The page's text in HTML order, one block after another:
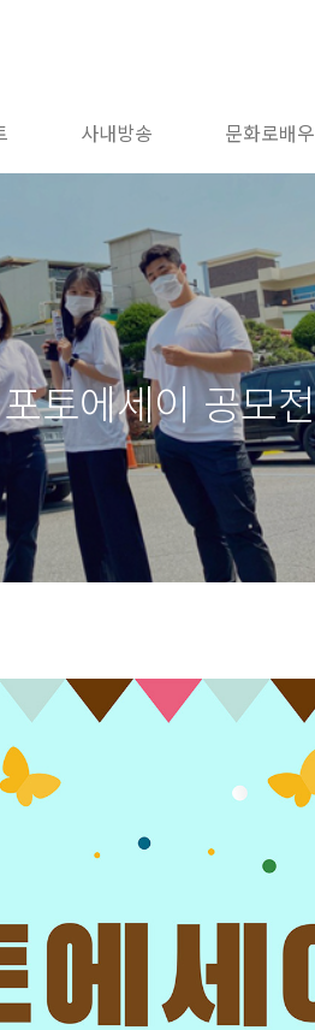
사내방송 문화로배
토에세이 공모